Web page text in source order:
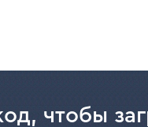
чтобы